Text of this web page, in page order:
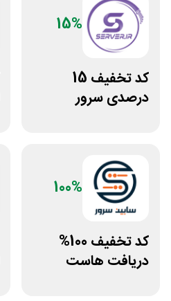
15%
کد تخفیف 15
درصدی سرور
100%
کد تخفیف 100%
دریافت هاست